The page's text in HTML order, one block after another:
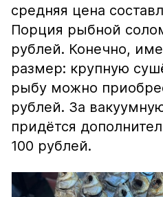
средняя цена
Порция рыбной
рублей. Конечно,
размер: крупную
рыбу можно
рублей. За
придётся
100 рублей.